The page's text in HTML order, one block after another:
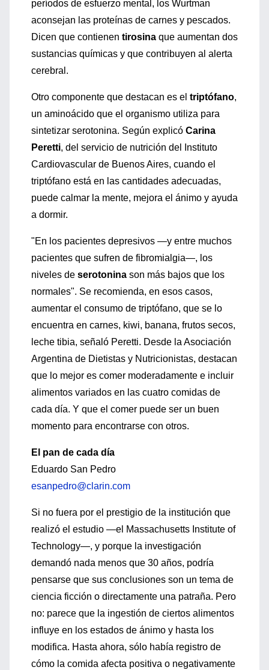
períodos de esfuerzo mental, los Wurtman
aconsejan las proteínas de carnes y pescados.
Dicen que contienen tirosina que aumentan dos
sustancias químicas y que contribuyen al alerta
cerebral.
Otro componente que destacan es el triptófano,
un aminoácido que el organismo utiliza para
sintetizar serotonina. Según explicó Carina
Peretti, del servicio de nutrición del Instituto
Cardiovascular de Buenos Aires, cuando el
triptófano está en las cantidades adecuadas,
puede calmar la mente, mejora el ánimo y ayuda
a dormir.
"En los pacientes depresivos —y entre muchos
pacientes que sufren de fibromialgia—, los
niveles de serotonina son más bajos que los
normales". Se recomienda, en esos casos,
aumentar el consumo de triptófano, que se lo
encuentra en carnes, kiwi, banana, frutos secos,
leche tibia, señaló Peretti. Desde la Asociación
Argentina de Dietistas y Nutricionistas, destacan
que lo mejor es comer moderadamente e incluir
alimentos variados en las cuatro comidas de
cada día. Y que el comer puede ser un buen
momento para encontrarse con otros.
El pan de cada día
Eduardo San Pedro
esanpedro@clarin.com
Si no fuera por el prestigio de la institución que
realizó el estudio —el Massachusetts Institute of
Technology—, y porque la investigación
demandó nada menos que 30 años, podría
pensarse que sus conclusiones son un tema de
ciencia ficción o directamente una patraña. Pero
no: parece que la ingestión de ciertos alimentos
influye en los estados de ánimo y hasta los
modifica. Hasta ahora, sólo había registro de
cómo la comida afecta positiva o negativamente